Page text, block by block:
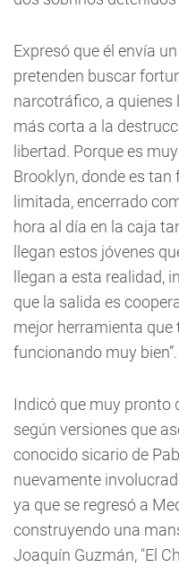
Expresó que él envía
pretenden buscar
narcotráfico, a quienes
más corta a la
libertad. Porque es
Brooklyn, donde es
limitada, encerrado
hora al día en la caja
llegan estos jóvenes
llegan a esta realidad,
que la salida es
mejor herramienta que
funcionando muy bien”.
Indicó que muy pronto
según versiones que
conocido sicario de
nuevamente
ya que se regresó a
construyendo una
Joaquín Guzmán, "El